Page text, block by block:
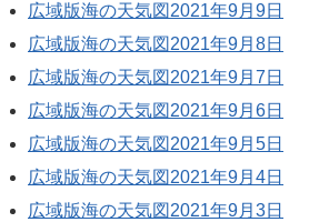
広域版海の天気図2021年9月9日
広域版海の天気図2021年9月8日
広域版海の天気図2021年9月7日
広域版海の天気図2021年9月6日
広域版海の天気図2021年9月5日
広域版海の天気図2021年9月4日
広域版海の天気図2021年9月3日